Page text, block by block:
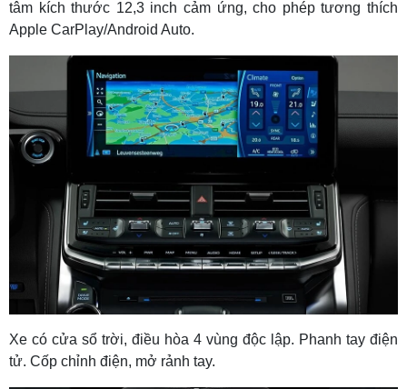
tâm kích thước 12,3 inch cảm ứng, cho phép tương thích
Apple CarPlay/Android Auto.
Xe có cửa sổ trời, điều hòa 4 vùng độc lập. Phanh tay điện
tử. Cốp chỉnh điện, mở rảnh tay.